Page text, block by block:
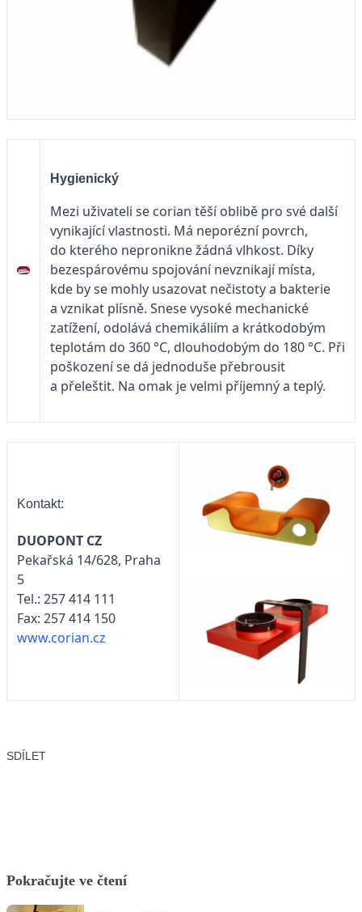
Hygienický
Mezi uživateli se corian těší oblibě pro své další
vynikající vlastnosti. Má neporézní povrch,
do kterého nepronikne žádná vlhkost. Díky
bezespárovému spojování nevznikají místa,
kde by se mohly usazovat nečistoty a bakterie
a vznikat plísně. Snese vysoké mechanické
zatížení, odolává chemikáliím a krát­kodobým
teplotám do 360 °C, dlouhodobým do 180 °C. Při
poškození se dá jednoduše přebrousit
a přeleštit. Na omak je velmi příjemný a teplý.
Kontakt:
DUOPONT CZ
Pekařská 14/628, Praha
5
Tel.: 257 414 111
Fax: 257 414 150
www.corian.cz
SDÍLET
Pokračujte ve čtení